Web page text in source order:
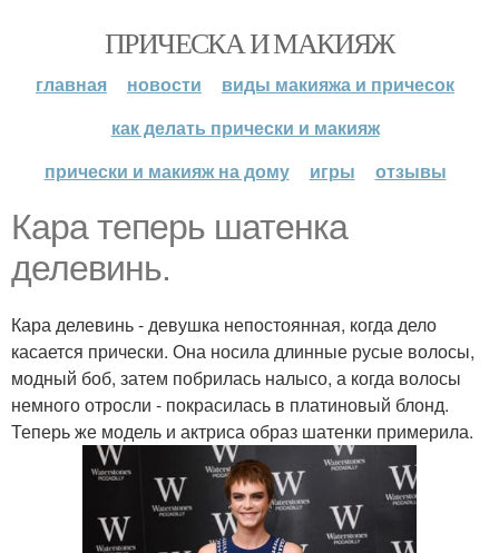
ПРИЧЕСКА И МАКИЯЖ
главная новости
виды макияжа и причесок
как делать прически и макияж
прически и макияж на дому
игры отзывы
Кара теперь шатенка
делевинь.
Кара делевинь - девушка непостоянная, когда дело
касается прически. Она носила длинные русые волосы,
модный боб, затем побрилась налысо, а когда волосы
немного отросли - покрасилась в платиновый блонд.
Теперь же модель и актриса образ шатенки примерила.